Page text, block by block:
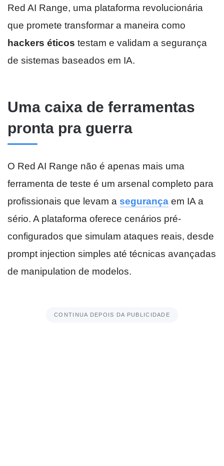
Red AI Range, uma plataforma revolucionária
que promete transformar a maneira como
hackers éticos testam e validam a segurança
de sistemas baseados em IA.
Uma caixa de ferramentas
pronta pra guerra
O Red AI Range não é apenas mais uma
ferramenta de teste é um arsenal completo para
profissionais que levam a segurança em IA a
sério. A plataforma oferece cenários pré-
configurados que simulam ataques reais, desde
prompt injection simples até técnicas avançadas
de manipulation de modelos.
CONTINUA DEPOIS DA PUBLICIDADE